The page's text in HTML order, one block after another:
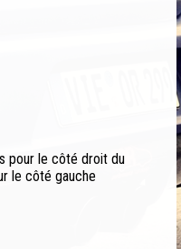
pour le côté droit du
le côté gauche